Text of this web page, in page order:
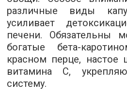
различные виды
усиливает
печени. Обязательны
богатые бета-
красном перце, настое
витамина С,
систему.